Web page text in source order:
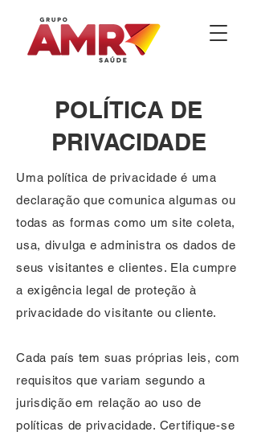
POLÍTICA DE
PRIVACIDADE
Uma política de privacidade é uma
declaração que comunica algumas ou
todas as formas como um site coleta,
usa, divulga e administra os dados de
seus visitantes e clientes. Ela cumpre
a exigência legal de proteção à
privacidade do visitante ou cliente.
Cada país tem suas próprias leis, com
requisitos que variam segundo a
jurisdição em relação ao uso de
políticas de privacidade. Certifique-se